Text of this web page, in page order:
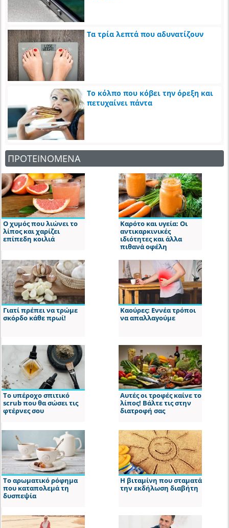
Τα τρία λεπτά που αδυνατίζουν
Το κόλπο που κόβει την όρεξη και
πετυχαίνει πάντα
ΠΡΟΤΕΙΝΟΜΕΝΑ
Ο χυμός που λιώνει το
λίπος και χαρίζει
επίπεδη κοιλιά
Καρότο και υγεία: Οι
αντικαρκινικές
ιδιότητες και άλλα
πιθανά οφέλη
Γιατί πρέπει να τρώμε
σκόρδο κάθε πρωί!
Καούρες: Εννέα τρόποι
να απαλλαγούμε
Το υπέροχο σπιτικό
scrub που θα σώσει τις
φτέρνες σου
Αυτές οι τροφές καίνε το
λίπος! Βάλτε τις στην
διατροφή σας
Το αρωματικό ρόφημα
που καταπολεμά τη
δυσπεψία
Η βιταμίνη που σταματά
την εκδήλωση διαβήτη